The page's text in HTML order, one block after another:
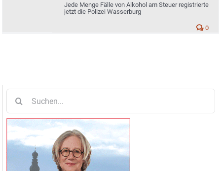
Jede Menge Fälle von Alkohol am Steuer registrierte
jetzt die Polizei Wasserburg
0
nach: